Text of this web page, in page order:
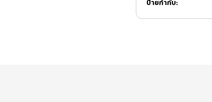
ป้ายกำกับ: